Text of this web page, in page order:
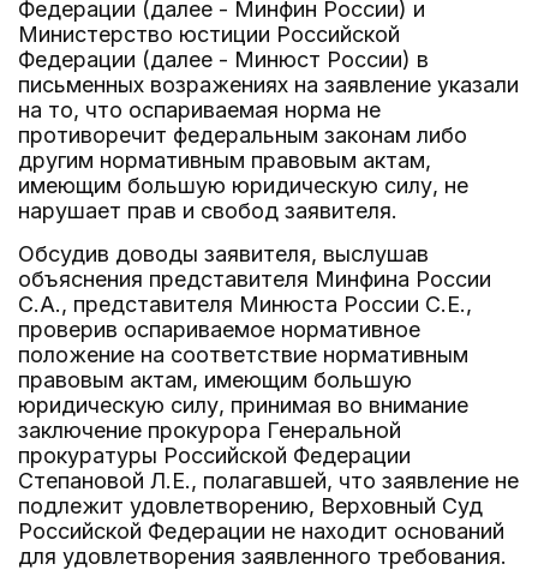
Федерации (далее - Минфин России) и
Министерство юстиции Российской
Федерации (далее - Минюст России) в
письменных возражениях на заявление указали
на то, что оспариваемая норма не
противоречит федеральным законам либо
другим нормативным правовым актам,
имеющим большую юридическую силу, не
нарушает прав и свобод заявителя.
Обсудив доводы заявителя, выслушав
объяснения представителя Минфина России
С.А., представителя Минюста России С.Е.,
проверив оспариваемое нормативное
положение на соответствие нормативным
правовым актам, имеющим большую
юридическую силу, принимая во внимание
заключение прокурора Генеральной
прокуратуры Российской Федерации
Степановой Л.Е., полагавшей, что заявление не
подлежит удовлетворению, Верховный Суд
Российской Федерации не находит оснований
для удовлетворения заявленного требования.